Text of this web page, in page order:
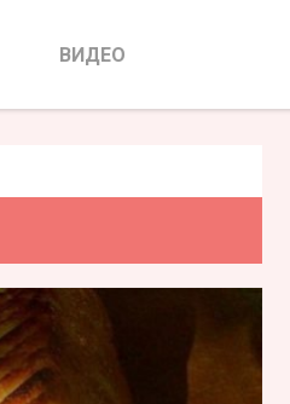
ВИДЕО